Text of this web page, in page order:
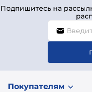
Подпишитесь на
Покупателям